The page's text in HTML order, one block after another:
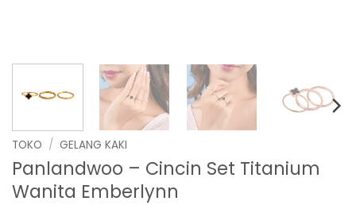
TOKO / GELANG KAKI
Panlandwoo – Cincin Set Titanium
Wanita Emberlynn